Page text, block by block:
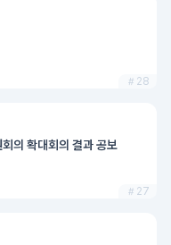
28
의 확대회의 결과 공보
27